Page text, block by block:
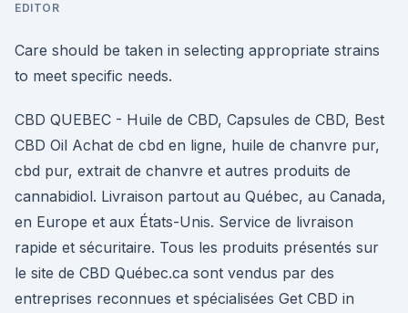
EDITOR
Care should be taken in selecting appropriate strains
to meet specific needs.
CBD QUEBEC - Huile de CBD, Capsules de CBD, Best
CBD Oil Achat de cbd en ligne, huile de chanvre pur,
cbd pur, extrait de chanvre et autres produits de
cannabidiol. Livraison partout au Québec, au Canada,
en Europe et aux États-Unis. Service de livraison
rapide et sécuritaire. Tous les produits présentés sur
le site de CBD Québec.ca sont vendus par des
entreprises reconnues et spécialisées Get CBD in